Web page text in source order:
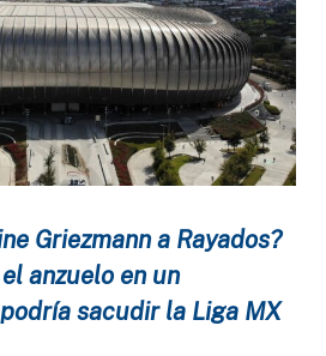
Griezmann a Rayados?
anzuelo en un
sacudir la Liga MX